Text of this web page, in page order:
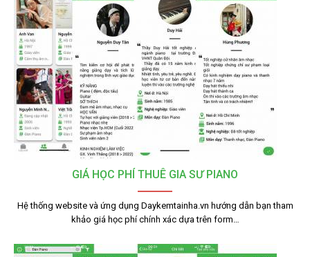
GIÁ HỌC PHÍ THUÊ GIA SƯ PIANO
Hệ thống website và ứng dụng Daykemtainha.vn hướng dẫn bạn tham
khảo giá học phí chính xác dựa trên form…